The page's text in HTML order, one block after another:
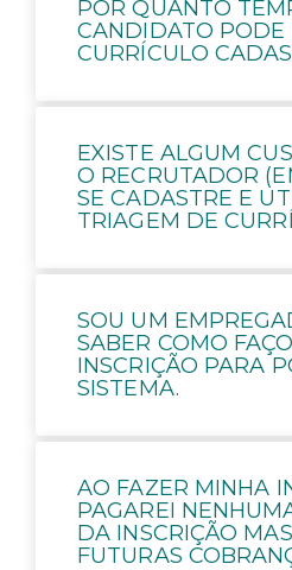
POR QUANTO
CANDIDATO PODE
CURRÍCULO
EXISTE ALGUM
O RECRUTADOR
SE CADASTRE E
TRIAGEM DE
SOU UM
SABER COMO
INSCRIÇÃO PARA
SISTEMA.
AO FAZER MINHA
PAGAREI
DA INSCRIÇÃO
FUTURAS